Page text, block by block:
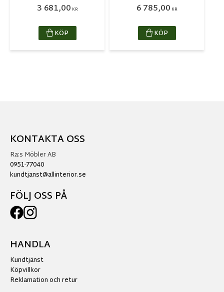
3 681,00 KR
KÖP
6 785,00 KR
KÖP
KONTAKTA OSS
Ra:s Möbler AB
0951-77040
kundtjanst@allinterior.se
FÖLJ OSS PÅ
HANDLA
Kundtjänst
Köpvillkor
Reklamation och retur